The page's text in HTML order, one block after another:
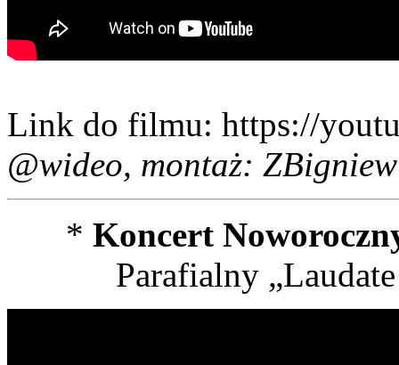
Link do filmu: https://
@wideo, montaż:
* Koncert
Parafialny